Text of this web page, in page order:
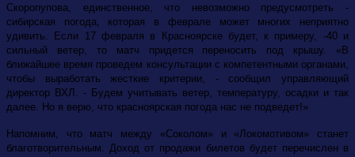
Скоропупова, единственное, что невозможно предусмотреть -
сибирская погода, которая в феврале может многих неприятно
удивить. Если 17 февраля в Красноярске будет, к примеру, -40 и
сильный ветер, то матч придется переносить под крышу. «В
ближайшее время проведем консультации с компетентными органами,
чтобы выработать жесткие критерии, - сообщил управляющий
директор ВХЛ. - Будем учитывать ветер, температуру, осадки и так
далее. Но я верю, что красноярская погода нас не подведет!»
Напомним, что матч между «Соколом» и «Локомотивом» станет
благотворительным. Доход от продажи билетов будет перечислен в